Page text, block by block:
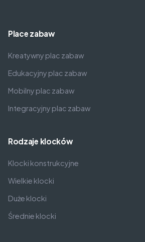
Place zabaw
Kreatywny plac zabaw
Edukacyjny plac zabaw
Mobilny plac zabaw
Integracyjny plac zabaw
Rodzaje klocków
Klocki konstrukcyjne
Wielkie klocki
Duże klocki
Średnie klocki